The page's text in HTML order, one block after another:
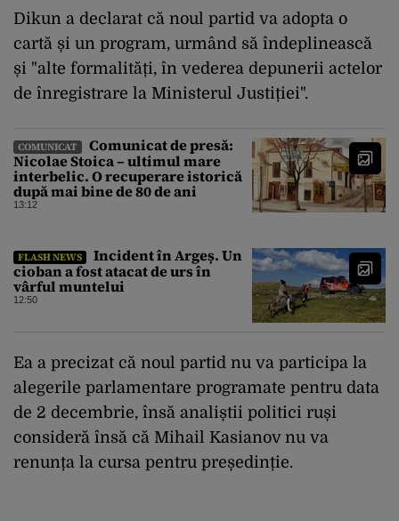
Dikun a declarat că noul partid va adopta o
cartă și un program, urmând să îndeplinească
și "alte formalități, în vederea depunerii actelor
de înregistrare la Ministerul Justiției".
COMUNICAT
Comunicat de presă:
Nicolae Stoica – ultimul mare
interbelic. O recuperare istorică
după mai bine de 80 de ani
13:12
FLASH NEWS
Incident în Argeș. Un
cioban a fost atacat de urs în
vârful muntelui
12:50
Ea a precizat că noul partid nu va participa la
alegerile parlamentare programate pentru data
de 2 decembrie, însă analiștii politici ruși
consideră însă că Mihail Kasianov nu va
renunța la cursa pentru președinție.